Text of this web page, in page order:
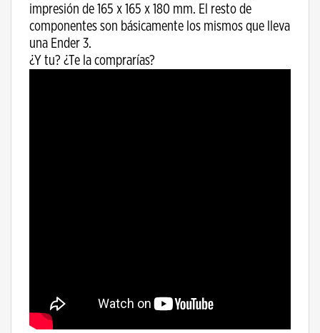
impresión de 165 x 165 x 180 mm. El resto de
componentes son básicamente los mismos que lleva
una Ender 3.
¿Y tu? ¿Te la comprarías?